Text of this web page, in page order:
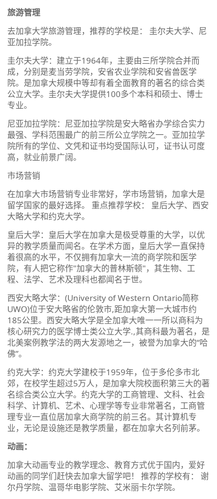
旅游管理
去加拿大学旅游管理，推荐的学校是： 圭尔夫大学、尼
亚加拉学院。
圭尔夫大学：建立于1964年，主要由三所学院合并而
成，分别是麦当劳学院，安省农业学院和安省兽医学
院。是加拿大规模中等却有着全面教育的著名的综合类
公立大学。圭尔夫大学提供100多个本科和硕士、博士
专业。
尼亚加拉学院：尼亚加拉学院是安大略省办学综合实力
最强、学科范围最广的前三所公立学院之一。亚加拉学
院所有的学位、文凭和证书均受国际认可，证书认可度
高，就业前景广阔。
市场营销
在加拿大市场营销专业非常好，学市场营销，加拿大是
留学国家的最好选择。 重点推荐学校： 皇后大学、西安
大略大学和约克大学。
皇后大学：皇后大学在加拿大是极受尊重的大学，以优
异的教学质量而闻名。在学术方面，皇后大学一直保持
着很高的水平，不仅拥有加拿大一流的商学院和医学
院，有人把它称作"加拿大的普林斯顿"，其生物、工
程、法学、艺术及理科也都闻名于世。
西安大略大学：(University of Western Ontario简称
UWO)位于安大略省的伦敦市,距加拿大第一大城市约
185公里。西安大略大学是全加拿大唯一一所以商科为
核心研究力的医学博士类公立大学.,其商科最为著名，是
北美案例教学法的两大发源地之一，被誉为加拿大的“哈
佛”。
约克大学：约克大学建校于1959年，位于多伦多市北
郊，在校学生超过5万人，是加拿大院校面积第三大的著
名综合类公立大学。约克大学的工商管理、文科、社会
科学、计算机、艺术、心理学等专业非常著名，工商管
理专业一直位居加拿大商学院的前三名。其计算机专
业，无论是设施还是教学质量，都在加拿大名列前茅。
动画：
加拿大动画专业的教学理念、教育方式优于国内，爱好
动画的同学们赶快去加拿大留学吧！ 推荐的学校有： 谢
尔丹学院、温哥华电影学院、艾米丽卡尔学院。